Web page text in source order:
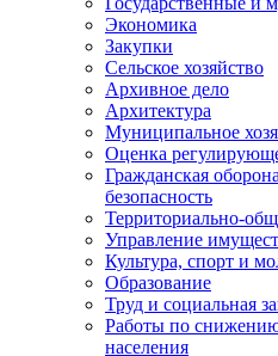
Экономика
Закупки
Сельское хозяйство
Архивное дело
Архитектура
Муниципальное
Оценка
Гражданская
безопасность
Территориально-
Управление
Культура, спорт и
Образование
Труд и социальная
Работы по
населения